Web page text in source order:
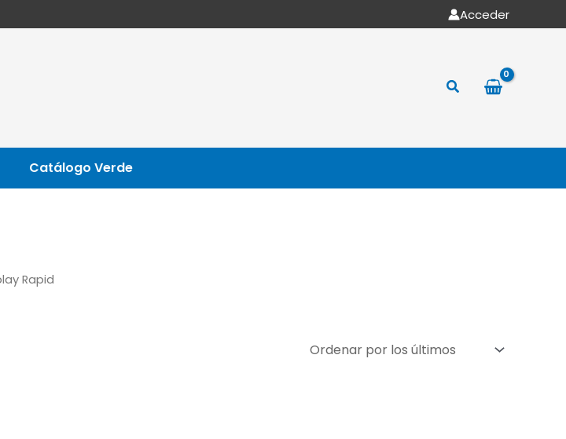
Acceder
Buscar
Catálogo Verde
Rapid